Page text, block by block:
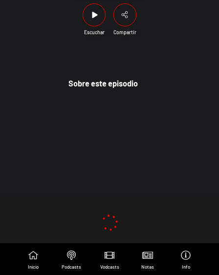
Escuchar Compartir
Sobre este episodio
Inicio Podcasts Vodcasts Notas Info